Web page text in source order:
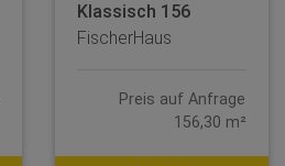
Klassisch 156
FischerHaus
Preis auf Anfrage
156,30 m²